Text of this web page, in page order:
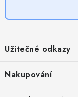
p
a
Užitečné odkazy
Obchodní podmínky
Nakupování
Časté otázky